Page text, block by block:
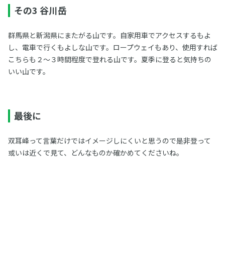
その3 谷川岳
群馬県と新潟県にまたがる山です。自家用車でアクセスするもよ
し、電車で行くもよしな山です。ロープウェイもあり、使用すれば
こちらも２～３時間程度で登れる山です。夏季に登ると気持ちの
いい山です。
最後に
双耳峰って言葉だけではイメージしにくいと思うので是非登って
或いは近くで見て、どんなものか確かめてくださいね。